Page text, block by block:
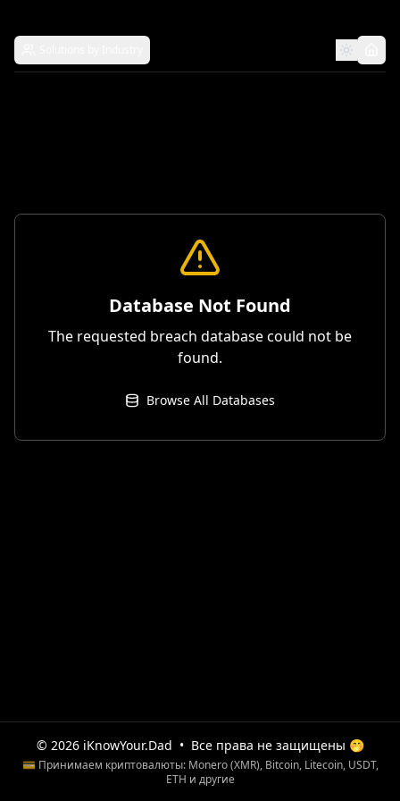
Database Not Found
The requested breach database could not be
found.
Browse All Databases
© 2026 iKnowYour.Dad • Все права не защищены 🤭
💳 Принимаем криптовалюты: Monero (XMR), Bitcoin, Litecoin, USDT,
ETH и другие